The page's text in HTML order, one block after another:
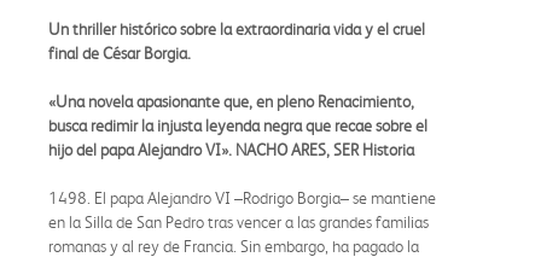
Un thriller histórico sobre la extraordinaria vida y el cruel
final de César Borgia.
«Una novela apasionante que, en pleno Renacimiento,
busca redimir la injusta leyenda negra que recae sobre el
hijo del papa Alejandro VI». NACHO ARES, SER Historia
1498. El papa Alejandro VI –Rodrigo Borgia– se mantiene
en la Silla de San Pedro tras vencer a las grandes familias
romanas y al rey de Francia. Sin embargo, ha pagado la